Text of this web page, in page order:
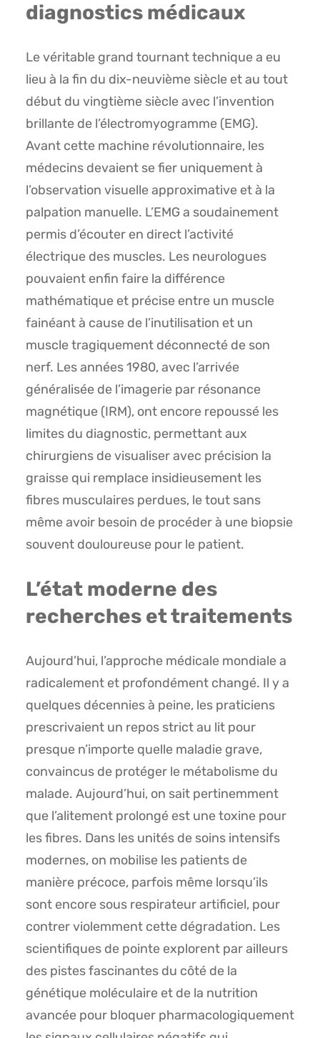
diagnostics médicaux
Le véritable grand tournant technique a eu
lieu à la fin du dix-neuvième siècle et au tout
début du vingtième siècle avec l’invention
brillante de l’électromyogramme (EMG).
Avant cette machine révolutionnaire, les
médecins devaient se fier uniquement à
l’observation visuelle approximative et à la
palpation manuelle. L’EMG a soudainement
permis d’écouter en direct l’activité
électrique des muscles. Les neurologues
pouvaient enfin faire la différence
mathématique et précise entre un muscle
fainéant à cause de l’inutilisation et un
muscle tragiquement déconnecté de son
nerf. Les années 1980, avec l’arrivée
généralisée de l’imagerie par résonance
magnétique (IRM), ont encore repoussé les
limites du diagnostic, permettant aux
chirurgiens de visualiser avec précision la
graisse qui remplace insidieusement les
fibres musculaires perdues, le tout sans
même avoir besoin de procéder à une biopsie
souvent douloureuse pour le patient.
L’état moderne des
recherches et traitements
Aujourd’hui, l’approche médicale mondiale a
radicalement et profondément changé. Il y a
quelques décennies à peine, les praticiens
prescrivaient un repos strict au lit pour
presque n’importe quelle maladie grave,
convaincus de protéger le métabolisme du
malade. Aujourd’hui, on sait pertinemment
que l’alitement prolongé est une toxine pour
les fibres. Dans les unités de soins intensifs
modernes, on mobilise les patients de
manière précoce, parfois même lorsqu’ils
sont encore sous respirateur artificiel, pour
contrer violemment cette dégradation. Les
scientifiques de pointe explorent par ailleurs
des pistes fascinantes du côté de la
génétique moléculaire et de la nutrition
avancée pour bloquer pharmacologiquement